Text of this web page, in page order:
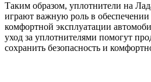
Таким образом, уплотнители на
играют важную роль в обеспечении
комфортной эксплуатации
уход за уплотнителями помогут
сохранить безопасность и